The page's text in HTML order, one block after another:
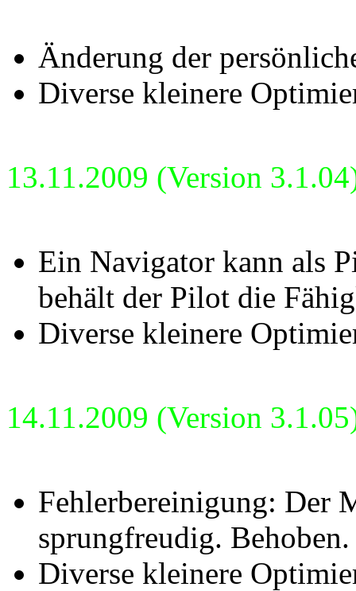
Änderung der
Diverse kleinere
13.11.2009 (Version
Ein Navigator kann als
behält der Pilot die
Diverse kleinere
14.11.2009 (Version
Fehlerbereinigung: Der
sprungfreudig. Behoben.
Diverse kleinere